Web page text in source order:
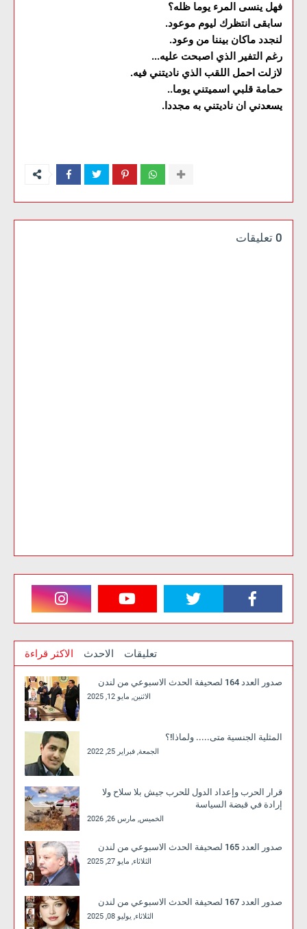
فهل ينسى المرء يوما ظله؟
سابقى انتظرك ليوم موعود.
لنجدد ماكان بيننا من وعود.
رغم التفير الذي اصبحت عليه...
لازلت احمل اللقب الذي ناديتني فيه.
حمامة قلبي اسميتني يوما..
يسعدني ان ناديتني به مجددا.
0 تعليقات
الاكثر قراءة الاحدث تعليقات
صدور العدد 164 لصحيفة الحدث الاسبوعي من لندن
الاثنين, مايو 12, 2025
المثلية الجنسية متى..... ولماذا!؟
الجمعة, فبراير 25, 2022
قرار الحرب وإعداد الدول للحرب جيش بلا سلاح ولا
إرادة في قبضة السياسة
الخميس, مارس 26, 2026
صدور العدد 165 لصحيفة الحدث الاسبوعي من لندن
الثلاثاء, مايو 27, 2025
صدور العدد 167 لصحيفة الحدث الاسبوعي من لندن
الثلاثاء, يوليو 08, 2025